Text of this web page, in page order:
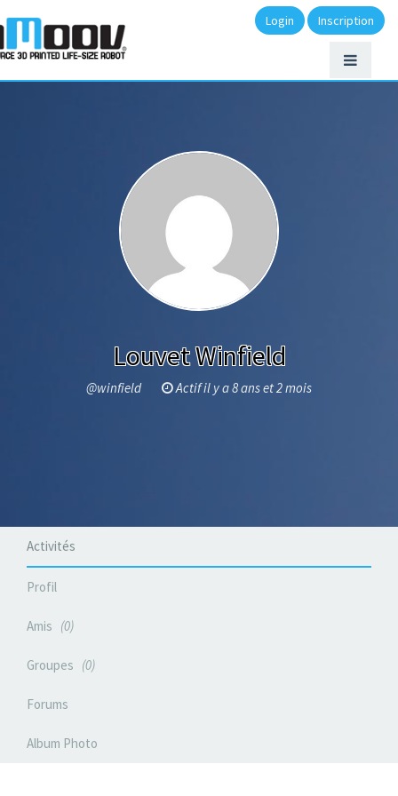
Login Inscription
Louvet Winfield
@winfield Actif il y a 8 ans et 2 mois
Activités
Profil
Amis 0
Groupes 0
Forums
Album Photo